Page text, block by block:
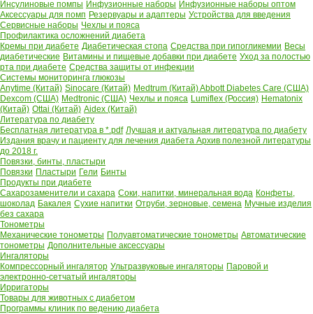
Инсулиновые помпы Инфузионные наборы Инфузионные наборы оптом
Аксессуары для помп Резервуары и адаптеры Устройства для введения
Сервисные наборы Чехлы и пояса
Профилактика осложнений диабета
Кремы при диабете Диабетическая стопа Средства при гипогликемии Весы
диабетические Витамины и пищевые добавки при диабете Уход за полостью
рта при диабете Средства защиты от инфекции
Системы мониторинга глюкозы
Anytime (Китай) Sinocare (Китай) Medtrum (Китай)Abbott Diabetes Care (США)
Dexcom (США) Medtronic (США) Чехлы и пояса Lumiflex (Россия) Hematonix
(Китай) Ottai (Китай) Aidex (Китай)
Литература по диабету
Бесплатная литература в *.pdf Лучшая и актуальная литература по диабету
Издания врачу и пациенту для лечения диабета Архив полезной литературы
до 2018 г.
Повязки, бинты, пластыри
Повязки Пластыри Гели Бинты
Продукты при диабете
Сахарозаменители и сахара Соки, напитки, минеральная вода Конфеты,
шоколад Бакалея Сухие напитки Отруби, зерновые, семена Мучные изделия
без сахара
Тонометры
Механические тонометры Полуавтоматические тонометры Автоматические
тонометры Дополнительные аксессуары
Ингаляторы
Компрессорный ингалятор Ультразвуковые ингаляторы Паровой и
электронно-сетчатый ингаляторы
Ирригаторы
Товары для животных с диабетом
Программы клиник по ведению диабета